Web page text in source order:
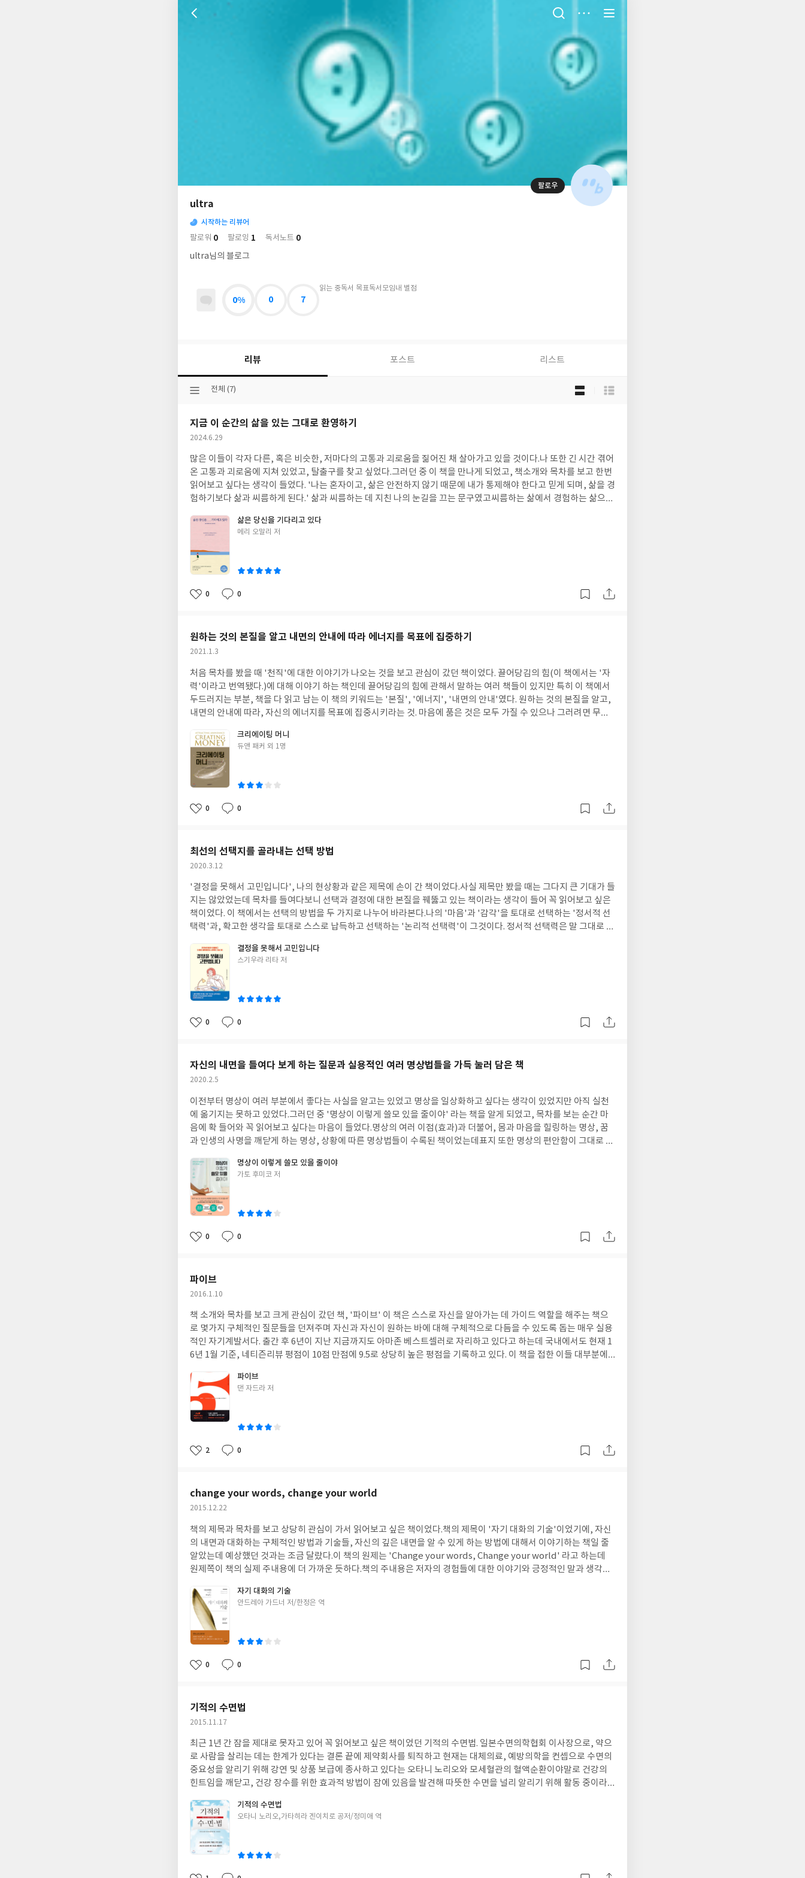
팔로우
ultra
님
의
사
락
시작하는 리뷰어
팔로워 0 팔로잉 1 독서노트 0
ultra님의 블로그
읽는 중독서 목표
0%
독서모임
0
내 별점
7
리뷰 포스트 리스트
선
분
류
전체 (7)
지금 이 순간의 삶을 있는 그대로 환영하기
작
일
2024.6.29
많은 이들이 각자 다른, 혹은 비슷한, 저마다의 고통과 괴로움을 짊어진 채 살아가고 있을 것이다.나 또한 긴 시간 겪어
온 고통과 괴로움에 지쳐 있었고, 탈출구를 찾고 싶었다.그러던 중 이 책을 만나게 되었고, 책소개와 목차를 보고 한번
읽어보고 싶다는 생각이 들었다. '나는 혼자이고, 삶은 안전하지 않기 때문에 내가 통제해야 한다고 믿게 되며, 삶을 경
험하기보다 삶과 씨름하게 된다.' 삶과 씨름하는 데 지친 나의 눈길을 끄는 문구였고씨름하는 삶에서 경험하는 삶으로
심을 품고 바라보라' 이것이 이 책의 핵심 메시지인 것 같았다. 저자는 갈등의 구름(갈등을 만들어내는 생각)에 가려
진, 우리 안에 본디 늘 존재하고 있는 초원(평안)으로, 삶으로, 진정한 자신으로 돌아가라고 말한다. 갈등의 구름을 만
드는 주요한 생각(스토리)들은 서로 꼬리를 물며 악순환의 고리를 만들고 있는데'나는 (세상과) 분리되어 있어 - 삶은
안전하지 않아 - 삶을 통제해야 해 - 나는 제대로 해야 해 - 나는 제대로 못하고 있어 - 나는 틀렸어 - 나는 사랑받을 가
치가 없어 - 나는 완전히 혼자야 - 나는 분리되었어'의 순환구조를 가지고 있다고 한다. 갈등을 일으키는 생각들과 하
나가 되지 않고한 걸음 떨어져 그러한 생각들을 알아차리고 바라보며그러한 생각과 감정에 매몰되는 것이 아니라몸
러가도록 두기를 말한다. 그리고 아래와 같은 몇 가지 실천 방법을 소개하고 있다. · 호기심으로 바라보기경험과 감정
에 매몰되거나 저항하지 않고 경험을 마주하기경험에 붙잡히고 사로잡히기보다 경험과 관계를 맞으며수용적인 태도
로 온전히 알아차리고 호기심을 갖고 바라보는 것 · 불편함을 허용하기불편함에 저항하지 않고 불편함을 마주하고 허
용하며지금 하고 있는 경험을 있는 그대로 경험하는 것 · 받아들임과 사랑으로 치유하기 저항하지 않고 경험과 감정을
받아들이기있는 그대로 여기에 머문다, 다 환영받고 있어, 네가 보여, 내가 여기 있어, 삶이 알아서 할 거고, 모든 게 다
괜찮아내 마음이 하는 말을 사랑으로 귀 기울여 들어주고 어루만져주기모든 것을 사랑으로 두 팔 벌려 안아주기 · 삶의
지성에 청하기모든 걸음걸음에 함께 하고 있는 삶의 지성(삶 혹은 신)에게 어려움을 내맡기고, 명료함을 청하며, 질문
을 살아가기 각 챕터의 마지막에는 '되짚어보기' 페이지가 있는데핵심을 요약해 책의 내용과 요점을 빠르게 다시 한번
훑어보기 좋게 되어있는 점이 좋았다. 또, 되짚어보기와 함께 각 장의 마지막에 있는 실습 페이지에는 마음을 고요히
하고 지금 이순간에 머물면서 자신을 마주하는 실습법을 소개하는데자신의 느낌을 알아차리고, 호흡과 함께, 있는 그
대로 여기(지금 이순간)에 머물기, 생각, 감각, 감정, 느낌이 일어나면 호기심으로 바라보고 그것에 매몰되지 않으면
서 온전히 함께 하고 품으며, 그것들이 지나가도록 하는 실습을 해보기를 권하고 있다. 저자가 소개하는 실습법을 따
라해보면 나의 내면과 삶에 어떤 변화가 있게 될 지 궁금하다.오늘부터 책에 나오는 실습법과 실천방법을 나에게 맞는
방식으로 조금씩 다듬으며 따라 해보도록 해야겠다. 갈등을 일으키는 생각들, 바꾸고 통제하려는 마음, 저항과 긴장을
(정확히는 매몰되지 않는 방법이라는 표현이 맞겠다)은그것에서 벗어나려 하지 않고 두 팔 벌려 환영하고 허용하며
받아들이는 것이라는 걸 알게 된 지 오래지만막상 상황이 닥치면 저항하고 통제하고자 하며 생각과 감정에 오랜 시간
깊게 매몰되곤 했다. 내 머릿속에서 갈등을 일으키는 생각(신념,믿음)들을 알아차리고 내 앞에 드러나는 모든 일들과
삶을 있는 그대로 환영하며,경험과 삶, 나의 내면을 탐험하듯, 혹은 영화를 보듯, 게임을 하듯 (이왕이면 재미있게, 흥
미롭게) 경험하고자 하는 마음으로 삶을 바라보고 경험할 수 있도록 해야겠다. "나는 지금 이 순간의 삶을 있는 그대로
환영한다." 초원(내 안의 평안과 기쁨)으로 돌아가기 위해 저자가 권하는 삶의 방식의 핵심구절이라고 생각한다.마음
이 활짝 열리게 하고, 편안함과 자유를 느끼게 하는 문장인 것 같다.매일 아침 잠에서 깨면 이 문장으로 하루를 시작해
보는 것도 좋을 것 같다. 삶에서 나타나는 경험들에 지쳐, 마음의 에너지가 바닥난 상태로 오랜 시간을 지나온 지금,삶
이라는 강물을, 배 위에 누운 채로, 노를 내팽겨치고삶의 지성이 이끄는 바람에 배를 맡긴 채애씀 없이 유유자적 흘러
가듯 살면 좋겠다는 생각도 든다. 이 글을 읽고 있는 분들도 모두우리 안에 본래 존재하는, 우리의 본래 상태인 초원에
머물면서푸른 하늘 위를 두둥실 흐르는 하얀 구름과 같이 살아가실 수 있기를 바라겠다.
삶은 당신을 기다리고 있다
글
메리 오말리 저
좋
0
댓
0
작
원하는 것의 본질을 알고 내면의 안내에 따라 에너지를 목표에 집중하기
작
일
2021.1.3
처음 목차를 봤을 때 '천직'에 대한 이야기가 나오는 것을 보고 관심이 갔던 책이었다. 끌어당김의 힘(이 책에서는 '자
력'이라고 번역됐다.)에 대해 이야기 하는 책인데 끌어당김의 힘에 관해서 말하는 여러 책들이 있지만 특히 이 책에서
두드러지는 부분, 책을 다 읽고 남는 이 책의 키워드는 '본질', '에너지', '내면의 안내'였다. 원하는 것의 본질을 알고,
내면의 안내에 따라, 자신의 에너지를 목표에 집중시키라는 것. 마음에 품은 것은 모두 가질 수 있으나 그러려면 무엇
질'이 무엇인지 명확하게 파악하고 그 본질을 끌어당기라고 한다. 특정한 대상을 끌어당기고자 할 때 '이를 통해 얻고
자 하는 본질은 무엇인가' 자문해보기를 권하며 원하는 것의 진정한 '본질'이 무엇인지 제대로 아는 것이 중요하다는
점을 짚고 있다. 그래야 내가 진정으로 원하는 것을 취할 수 있기 때문이다. 나의 경우, 내가 가장 하고싶은 일, 가장 원
하는 일을 알기 위해서 대상의 본질과 내가 원하는 것의 본질에 대해서 지금까지 긴 시간동안 파고들어 생각해왔기에
매우 공감하는 부분이었다. 무언가 어떤 대상이나 일에 '좋음'을 느낀다면, 그 대상의 '본질'은 무엇인지, 그리고 왜 그
것에 '좋음'을 느끼는지, 내가 좋음을 느끼는 대상이나 일의 어떤 점 때문에 내가 그것을 좋아하고 원하는지 들여다보
람들은 대부분 자애, 자존감, 자긍심을 추구할 본질로 삼는다'는 말 또한 정말 공감가는 부분이었다. 원하는 것의 본질
을 알라는 것 외에 또 한 가지 이 책에서 중요하게 다루는 이야기는 '내면의 안내'를 따르라는 점이다. '어떻게 해야 할
지'는 '감, 느낌(feeling)'으로 알 수 있고, 내면의 욕구와 육감을 따르고 가슴이 촉구하는 소리에 귀를 기울여 그를 따
른다면 원하는 바, 목표를 성취할 수 있을 것이라 말한다. 내면의 목소리는 나를 이상적인 선으로 안내하며, 어떤 욕구
에 마음이 가고 이를 따르는 것이 즐겁다면 이는 내면의 안내일 가능성이 크다고 한다. 그리고 자신이 생각하는 일에
대해서 그 일이 '과연 가슴이 시키는 일인가?' 자문해볼 것을 권한다. '내 가슴의 소리, 내 가슴이 향하는 방향을 따르
면 그곳에 최고의 선이 있다'는 자명한 진리에 대한 이야기다. 그럼 내면의 소리에 귀를 기울이기 위해서는 어떻게 해
태에서 벗어난 일을 할 때 찾아온다고 한다. 이루고자 하는 대상에 대한 생각, 기분, 영상, 혹은 백일몽으로 나타날 때
도 있으며, 명상하는 시간을 가질 때마다 내면의 안내는 더욱 발전할 것이라 한다. 내면의 안내를 알아차리는 능력을
계발하려면 가만히 앉아 긴장을 풀고 삶을 관조하는 시간을 자주 갖는 것이 좋고, 창조적인 활동이나, 운동, 그림 그리
기, 악기 연주, 음악 창작, 달리기, 수영을 하다가도 예기치 못했던 직관이나 통찰력을 얻을 수도 있다고 말한다. 또한
따지려 하지 말고, 단지 즐거운 충동을 따르다보면 아이디어는 가장 유익한 쪽으로 구현될 것이라 한다. 나를 느끼고
경험할 수 있는 다양한 여러 활동들과 고요히 나의 깊은 내면을 바라보는 시간을 갖는 것이 나의 내면을 섬세하게 살필
수 있는 방법인 것 같다. 내가 진정으로 바라는 것을 알기 위해서는 무엇보다 '나 자신'을 잘 알기 위한 노력이 필요하
한 물병자리 출판사에서 적어둔 '선언문 활용법'이 있는데 책의 본문 내용 못지 않게 끌어당김의 힘을 사용하는 데 있
어 중요한 내용과 팁을 적어주었다. 끌어당김의 힘과 원리에 대해서 경험과 내공이 있으신 분께서 적어주신 것 같다.
책의 내용과 별개로 추가적으로 중요한 내용들을 덧붙여 독자들에게 알려주고 나누는 마음에 고마움과 따스함이 느
껴졌고 그와 더불어 독자들에게 보내는 응원의 말에서도 진심이 느껴져 따뜻한 마음이 들었다. '크리에이팅 머니'는
내가 갖고있던 생각들, 깨닫게 된 것들과 거의 그대로 일치하는 것들이 몇 가지 담겨있는 책이었다. 내 생각과 깨달음
들이 적혀있는 것을 보며 이 책을 접하고 읽게 된 것 또한 내 머릿속에 있던 생각과 관념들로 인해 끌어당겨져 온 것임
을 알았다. 내가 알게 된 중요한 것들을 다시 한 번 되짚어주는 역할과 동시에 내 생각을 좀 더 명확히 정리할 수 있게 해
준 책이었던 것 같다. 원하는 것의 본질을 명확히 알아야 한다는 점과 더불어 내가 갖고있던 생각과 같아 인상적이었던
구절이 있다. '나의 에너지, 그리고 나라는 존재는 세상에 주는 선물이다. 에너지가 맑고 잘 흐를수록 타인에게 더 많은
것을 주게 될 것이다.' 나와 더불어 세상의 선물인 당신과 당신의 에너지가 더 맑고 더 풍요롭게 흘러 세상에 더 많은 것
들을 선물할 수 있기를 바란다.
크리에이팅 머니
글
듀앤 패커 외 1명
좋
0
댓
0
작
최선의 선택지를 골라내는 선택 방법
작
일
2020.3.12
'결정을 못해서 고민입니다', 나의 현상황과 같은 제목에 손이 간 책이었다.사실 제목만 봤을 때는 그다지 큰 기대가 들
지는 않았었는데 목차를 들여다보니 선택과 결정에 대한 본질을 꿰뚫고 있는 책이라는 생각이 들어 꼭 읽어보고 싶은
책이었다. 이 책에서는 선택의 방법을 두 가지로 나누어 바라본다.나의 '마음'과 '감각'을 토대로 선택하는 '정서적 선
택력'과, 확고한 생각을 토대로 스스로 납득하고 선택하는 '논리적 선택력'이 그것이다. 정서적 선택력은 말 그대로 정
를 선택하는 방법이다. 기본적으로 모든 선택은 내 마음과 감정이 향하는 방향으로 하는 게 맞다고 생각하지만내 마음
과 감정을 따르려 해도, 때로는 정말 이 방향이 맞는지 헷갈리거나 확신이 서지 않을 때가 있다. 여러 가지 선택지들에
는 각각 다른 다양한 장점들이 존재하는데, 각기 다른 장점들을 가지고 있는 선택지들 중 하나를 선택해야 할 때, 단순
히 '내가 가장 원하는 것, 내가 가장 좋아하는 것은 이것인 것 같아' 라고 선택하기에는, 내가 가장 원하는 것이 정말 이
것이 맞을까, 정말 이것을 선택하는 게 맞는 걸까 라는 의구심이 해소되지 않기 때문이다. 여러 가지 선택지들 중 어떤
것이 나에게 '최선의 선택지'인지를 정확히 알고 확신하기 위해서,나 자신을 이해시키고 납득시키기 위해서는 논리적
것'이 아니라, 언제나 '내가 봤을 때 가장 좋은 것'을 선택하는 것이라고. 매우 공감했던 구절이었다.'나의 행복의 본
질'을 선택하는 것이 중요하다. 그리고 책에서 말하는 바와 같이 제대로 선택하려면 사물의 본질과 장점을 파악하고
나에게 '최선'이 무엇인지 꿰뚫어 볼 수 있는 눈이 필요하다.이 책에서는 그 방법을 제대로 짚어 주고 있다.선택에 앞
서, 가장 중요한 것이자 가장 확실히 알아두어야 하는 것은 '나는 무엇을 원하는가'이다. 나는 무엇을 원하는가?왜 원
하는가?그것은 꼭 필요한가?그것이 있으면 어떤 좋은 점이 있는가?없으면 어떤 불편함이 있는가? 이러한 질문을 던
져보고 '나는 무엇을 원하는가?=목적'을 확실히 정해야 한다고 저자는 말한다. "목적만 이루어진다면 어느 것을 선택
하느냐는 그다지 중요하지 않습니다. 목적을 이루는 것이 모든 선택의 본질입니다.선택의 여정이 아무리 복잡하더라
책에서는 '정서적 선택력'을 높이는 방법과 '논리적 선택력'을 사용하는 방법을 알려주고 있는데정서적 선택력을 높
이는 방법으로는 '좋아한다'는 감각을 깨우기 위해 접하는 정보를 늘려 호기심 안테나의 감도를 높이고, 소리 내어 감
정을 표현하기를 습관화해보기를 권하고 있다. 저자는 점점 더 많은 정보와 접하면서 점차 '내가 어느 것을 좋아하는
지, 내가 어느 곳에 가고 싶은지, 내가 무엇을 원하는지' 알아차리게 되었고, '호불호'와 '욕심'이라는 감각이 솟아나
기 시작해 자신이 좋아하는 것을 알게 되자 더 나아가 '좋아하는 패턴'도 보이기 시작했다고 한다. 또, 이와 더불어, 좋
아하는 것 리스트 만들기, 경험칙 리스트 만들기와 같이 정서적 선택에 도움을 줄 만한 다른 방법들도 함께 소개하고
있다. 내가 좋아하는 것이 무엇인지 잘 알기 위해서는 많은 것들을 보고 듣고 접해보고, 많이 경험해보고, 많이 느껴보
아가는 데 도움이 될 수 있을 것 같다. 이후로 소개되는 논리적 선택력은 장단점을 판단하고 선택지를 비교, 검토해서
'내가 원하는 것=목적'을 이룰 수 있는 방법에 관해 스스로 납득하고 선택하는 방법인데 그 단계는 다음과 같다. 1단계
: 내가 원하는 것은 무엇인가? 선택의 '목적'을 확실히 정한다.2단계 : 선택하기 위한 '쓸 만한 정보'를 모은다.3단계 :
'좋은 선택지'를 만든다.4단계 : 만든 선택지를 평가한다.5단계 : 선택 후의 상황을 시뮬레이션하고 최종 선택한다. 선
택을 하기 위해서는 명확한 선택의 기준이 있어야 한다.선택의 기준이란, 목적 즉, 내가 원하는 것은 무엇인가, 나의 욕
망, 욕망을 바탕으로 최종적으로 얻고 싶은 바, 욕망을 충족시키는 목적을 말한다.이 목적을 확실히 정하는 것이 첫 번
째다. 그리고 이 논리적 선택력으로 최선의 선택지를 가려내는 방법으로, 조건에 못 미치는 선택지를 배제하고 뛰어난
부분을 가진 선택지를 중시하는 방법으로 선택지 좁히기, 각 선택지의 장단점 리스트 적기, 자신이 중요시하는 조건과
관심 높은 사항을 기준으로 영향도의 경중을 가리는 영향도 매트릭스 작성하기 등의 방법으로, 최선의 선택지를 골라
내는 좋은 방법들을 담고 있다. 이 책은 자신이 좋아하는 것이 무엇인지 알아나가는 방법에서부터 스스로 납득하고 선
택할 수 있는 논리적 선택의 방법, 그리고 모두 중요해서 어느 쪽을 선택해야 할지 알 수 없을 때 마지막에는 본능을 믿
고 선택하기, 선택 후 가져야 할 마음의 자세에 이르기까지 선택과 결정의 처음부터 끝까지 완벽에 가깝게 알려주는
결정에 대한 본질을 꿰뚫는 책이었고, 별 다섯 개가 아깝지 않은 만족스러운 책이었다. 나와 일치하는 생각이 많았고,
목적을 이루는 것이 선택의 본질이기 때문이다. 저자는 나의 목적지를 계속해서 안내해주며 내 인생을 이끄는 '나의
행복'이라는 북극성을 따라 가라고 말해준다. 나의 행복의 본질이 무엇인지를 정확히 알고, 명확한 선택의 기준을 가
택이라는 데에 스스로 확신을 가지고 선택할 수 있을 것이다. 선택에 관한 정말 유명한 문장이 있다. '인생은 선택의 연
속이다.' 지금까지의 선택의 결과가 현재 우리의 삶이고, 크고 작은 모든 선택이 우리의 인생을 만들어 간다.때문에 '제
대로' 선택하는 능력은 우리의 인생과 행복을 위해 매우 중요한 요소다. 그런 면에서 이 책은 일상의 작은 선택들에서
부터 인생의 가장 크고 중대한 선택들까지 인생에서의 모든 선택과 결정에 적용할 수 있는 제대로 된 선택 방법을 담고
있는 정말 만족스러운 책이었다.스스로의 선택에 확신을 가지고 선택 할 수 있길 바라는 이들과, 나만의 최선과 본질
을 선택함으로써 나답게 행복한 인생을 살고 싶은 이들 모두에게 이 책을 추천하고 싶다.
결정을 못해서 고민입니다
글
스기우라 리타 저
좋
0
댓
0
작
자신의 내면을 들여다 보게 하는 질문과 실용적인 여러 명상법들을 가득 눌러 담은 책
작
일
2020.2.5
이전부터 명상이 여러 부분에서 좋다는 사실을 알고는 있었고 명상을 일상화하고 싶다는 생각이 있었지만 아직 실천
에 옮기지는 못하고 있었다.그러던 중 '명상이 이렇게 쓸모 있을 줄이야' 라는 책을 알게 되었고, 목차를 보는 순간 마
음에 확 들어와 꼭 읽어보고 싶다는 마음이 들었다.명상의 여러 이점(효과)과 더불어, 몸과 마음을 힐링하는 명상, 꿈
과 인생의 사명을 깨닫게 하는 명상, 상황에 따른 명상법들이 수록된 책이었는데표지 또한 명상의 편안함이 그대로 전
다.인간의 모든 능력을 키우는 원천 기술이 명상이라는 것. 명상을 하면 몸과 마음의 건강은 물론, 직관력이 예리해지
고 영감이 샘솟으며, 꿈을 이루는 데 필요한 것들이 알아서 찾아들어 오게 된다고 하니 그 말이 과언은 아니리라 생각
한다.개인적으로도 잠깐 명상을 해봤을 때 신기하게도 좋은 일이 물밀듯 쏟아져 들어오는 경험을 해봤던 적이 있고,다
른 이들에게서도 비슷한 경험에 대한 이야기들을 많이 들어봤기에 충분히 이해가 가는 부분이었다. 미국에서는 명상
을 하는 인구가 늘어나서 공항에 명상룸이 구비되어 있을 정도라고 하는데 우리나라에도 꼭 공항뿐 아니라 공공장소
같은 곳에 명상룸이 생긴다면 좋겠다 싶은 생각이 든다. 개인적으로 이 책에서 가장 궁금했던 부분 중 하나는 꿈, 인생
는 일은 무엇인가?나의 어떤 점이 주변 사람들을 행복하게 하는가?사람들은 나의 어떤 점에 고마움을 느끼고 기운을
얻으며 가슴 설레는가? 나는 누구인가?내가 진정으로 원하는 것은 무엇인가?내 인생의 목적은 무엇인가? 이렇게 질
문한 다음 명상에 들어가는 것이다. 질문에 대한 답은 날마다 다를 수 있지만 언제나 그때그때의 상황에 절묘하게 들어
맞는 대답이 찾아온다고 한다. 이 외에도 꿈을 이루고 싶은 이유(의도)와 함께 꿈 리스트 작성하기, 꿈 콜라주 만들기,
신경논리수준 모델을 활용한 미래 상상 명상, 대자연에서 영감을 얻는 비전퀘스트 명상,상상 속 미래로 가서 꿈을 이
룬 자신의 모습을 떠올리는 미래 체험 명상이 있는데, 자신의 삶의 목적과 사명을 깨닫는 데 도움이 될 수 있는 질문들
과 명상법들이 담겨 있다. 아메리칸 인디언은 오랜 옛날부터 비전퀘스트라는 전통의식을 치렀다고 한다.숲이나 황야,
미래상)을 얻을 때까지 명상하는 의식이라고 하는데 아메리칸 인디언들이 영감을 얻기 위해 대자연 속에 머물며 명상
을 해왔다는 사실을 보고 그럴만 하다는 생각이 들었다. 비슷한 경험이 있었기 때문이다. 나도 무언가에 대한 답을 얻
고자 끝없이 생각 중이었을 때, 나의 의식과 생각, 감정이 내면 깊은 곳까지 내려가게 해 주는 아름다운 자연을 바라보
고 있다보면 답에 근접한 어떤 느낌이 깨달음처럼 나타날 때가 있었기에 어떤 것에 대한(특히 나의 내면 깊은 곳에서
구해야 하는 것에 대한) 답을 구할 때 도움이 될 수 있을 만한 방법일 수 있겠다는 생각이 든다. 앞으로도 기회가 될 때
마다 대자연으로부터 영감을 얻는 비전퀘스트 명상을 해보려 한다.또, 몸과 관련해서는 통증을 가라앉혀 주는 명상과
증상이 보내는 메시지를 받아들이는 명상, 몸의 각 부위에 감사하는 명상법이 수록되어 있는데이 중 통증을 가라앉혀
대로 해볼 예정이다. 스트레스와 잡념을 없애주는 명상 부분에서는많이 알려져있는 호오포노포노와 세도나메서드를
비롯해 자연의 일부가 되는 명상과 대지로부터 에너지를 충전하는 그라운딩 명상이 수록되어 있다. 개인적으로는 자
연의 일부가 되는 명상이 마음에 들었는데 책 앞쪽의 소함 명상(모든 것이 나 명상)과 유사한 느낌이다.자연을 느낄 때
의 편안함과 자유로움의 느낌으로 마음을 투명하게 정화해줄 것 같은 명상이다.이 명상 역시 그때그때 필요한 답이 영
감을 통해 찾아오는 경험을 할 수 있는 명상법이라고 한다. '명상이 이렇게 쓸모 있을 줄이야'는 몸과 마음의 건강을 위
한 명상법들과 더불어 꿈과 인생의 목적, 사명을 깨닫고 그것을 이루는 명상, 그리고 상황에 따른 명상들까지마치 저
자가 내가 아는 모든 명상(질문)들을 총망라해서 담아봤어 라는 느낌이 나는 책이었다.자신의 내면을 들여다볼 수 있
게 하는 질문들과 일상 속에서 실천할 수 있는 실용적인 명상법들을 가득 눌러 담은 책이라고 할 수 있을 것 같다.책에
나온 명상 중 아직 해보지 못한 것들이 많지만 자신의 깊은 내면을 들여다보는 데, 그리고 몸과 마음을 편안하고 건강
하게 하는 데 도움이 될 것 같은 명상과 질문들이 여럿 담겨 있어 좋았다.또 상황에 따라 일상 속에서 실천해볼 수 있는
명상들이 많이 수록되어 있어 그때그때 필요한 명상을 찾아 해볼 수 있을 것 같다.이 책에 나온 명상 질문들과 명상법
들을 참고하여 앞으로 명상을 일상화해보려 한다."오로지 나에게만 집중하는 시간"을 통해 앞으로 어떤 변화와 깨달
명상이 이렇게 쓸모 있을 줄이야
글
가토 후미코 저
좋
0
댓
0
작
파이브
작
일
2016.1.10
책 소개와 목차를 보고 크게 관심이 갔던 책, '파이브' 이 책은 스스로 자신을 알아가는 데 가이드 역할을 해주는 책으
로 몇가지 구체적인 질문들을 던져주며 자신과 자신이 원하는 바에 대해 구체적으로 다듬을 수 있도록 돕는 매우 실용
적인 자기계발서다. 출간 후 6년이 지난 지금까지도 아마존 베스트셀러로 자리하고 있다고 하는데 국내에서도 현재 1
6년 1월 기준, 네티즌리뷰 평점이 10점 만점에 9.5로 상당히 높은 평점을 기록하고 있다. 이 책을 접한 이들 대부분에
색이 선명하게 대비를 이뤄 강렬한 인상을 준다. 앞으로의 5년을 꿈꾸고 계획하는 기분좋은 의욕이나 열정 또는 설렘
과 잘 어울리는 멋진 표지가 마음에 들었다. 표지 뿐 아니라 내부 디자인과 색 배치 및 편집 또한 상당히 감각적이었다.
책이 담고 있는 내용과 가치를 더욱 효과적으로 살리며 톡톡히 역할을 하고 있다. 다만 편집에서 조금 아쉬웠던 부분은
문장의 줄 바꿈이었는데 가끔 일부 문장에서 의미연결상 흐름을 끊는 부자연스러운 줄 바꿈이 되어 있는 곳이 몇몇 군
데 있어 가독성이 약간 떨어지는 부분이 있었던 점이 조금 아쉬웠다. 그 중 한 가지 예로, '어쩌면 지금 당신이 하는 행
동은 먼 훗날, 당신의 손자 손녀가 둘러앉아 이야기하게 될, 삶의 변곡점이 될 수도 있다.' 와 같은 경우, '어쩌면 지금
대해 이야기하자면 삶의 최고의 가치 찾기, 내 삶의 사명 선언서, 자신만의 성공에 대한 정의 내리기, 5년동안 이루고
싶은 목표 적어보기, 삶의 균형잡기 등으로 구성되어 있는데 책에서 묻는 몇 가지 질문들에 답해보고 적어보며 자신과
자신이 원하는 바에 대해서 더욱 구체적으로 알 수 있도록 돕는 형태로 되어 있다. 특별한 차별성없는 이야기들을 장황
하게만 늘려놓은 일부 지루한 자기계발서적들과 달리 자신과 자신이 나아가고자 하는 길을 선명히 밝힐 수 있도록 써
치라이트가 되어주는 진정한 '자기계발서'라 할 수 있을 것 같다. 개인적으로 삶의 가치나 사명선언서 등의 부분들은
이전에 작성해봤던 것들이라 전체적인 큰 틀에서는 크게 새로운 것들은 아니었으나, 그럼에도 파이브에는 생각해보
거나 답해보지 않았던 질문들도 들어있어 나 자신과 원하는 바에 대해서 조금 새로운 각도에서도 짚어볼 수 있었고,
자신이 가장 원하는 것이 무엇인지를 알아야 한다. 하지만 자신이 진정 가장 원하는 것이 무엇인지 찾아내는 것, 그리
고 찾아낸 그것이 정말 자신이 가장 원하는 것이 맞는지에 대한 확신을 얻는 것은 쉽지는 않은 일인 것 같다. 때문에 끊
임없이 자신에게 여러 방향과 각도에서 질문을 던져보고, 생각해보고, 더불어 많은 경험들을 해보는 것이 필요한데 파
이브는 자신을 아는 데 도움이 되는 질문들을 던져주며 더불어 내면의 의욕을 고취시키는 역할을 할 수 있는 좋은 책인
것 같다. 한 달 전쯤 파이브를 알게 된 이후 아마존에서 파이브의 저자인 댄 자드라의 저서 시리즈 10,1,7의 소개도 훑
어봤었는데 역시 괜찮은 내용들을 담고 있는 듯 싶어 크게 관심이 간다. 10,1,7 시리즈도 멀지 않은 시일내로 번역되어
국내판으로 만나 볼 수 있기를 바란다. "이 일을 할 수 있을까?"라고 묻지 마라. 지금부터는 "이 일을 어떻게 할 수 있
파이브
글
댄 자드라 저
좋
2
댓
0
작
change your words, change your world
작
일
2015.12.22
책의 제목과 목차를 보고 상당히 관심이 가서 읽어보고 싶은 책이었다.책의 제목이 '자기 대화의 기술'이었기에, 자신
의 내면과 대화하는 구체적인 방법과 기술들, 자신의 깊은 내면을 알 수 있게 하는 방법에 대해서 이야기하는 책일 줄
알았는데 예상했던 것과는 조금 달랐다.이 책의 원제는 'Change your words, Change your world' 라고 하는데
원제쪽이 책의 실제 주내용에 더 가까운 듯하다.책의 주내용은 저자의 경험들에 대한 이야기와 긍정적인 말과 생각의
적이었던 구절 중에는 이런 것이 있었다.뇌의 언어중추가 평화로운 기분으로부터 자극을 받으면 뇌는 평온한 생각에
의해 생성된 새로운 신경회로를 강화하는 방식으로 선순환 사이클을 지속한다는 것, 또한 말은 뇌와 몸 전체에 걸쳐
유전자 발현을 변화시킬 수도 있는데 전구처럼 유전자를 켜거나 끄는 방식으로 우리 몸의 생물학적인 성장 방식을 바
꾸기도 한다고 하니 어마어마한 영향을 끼친다 할 수 있을 것 같다. 또 우리 뇌는 부정적인 대화에는 더욱 민감하게 반
응하는데 부정적인 단어를 보면 스트레스를 유발하는 호르몬과 신경전달물질을 분비해 우리의 몸과 정서적 기능에
개입하며, 부정적 감정과 생각에 집중할수록 정서를 조절하는 대뇌의 변연계 구조가 손상을 입을 가능성이 커지고, 나
는 대목이었다. 또, 이를 바탕으로 책에서는 자신에게 긍정적 의미를 가진 단어들의 목록을 만들고 매일 아침, 잠자리
들기 전에 그것들을 바라보며 명상을 하는 것을 권하기도 하는데, 좋은 변화를 가져올 수 있을 것 같은 좋은 방법이라
생각한다. 개인적으로는 전부터 해보려는 생각을 갖고 있었지만 실천에 옮기지 못하고 있던 것이었는데 이번에는 꼭
실행에 옮겨보려 한다. 저자는 말한다. 살면서 벌어지는 모든 문제는 지금까지 해 온 것과는 다른 방식을 취해야 한다
는 신호이며, 자기 내면의 소리에 귀기울이고 내면의 부정성을 긍정으로 바꾸면 우리의 몸과 현실도 달라진다고 책에
쓰여있던 가장 마음에 들었던 구절로 글을 마친다. "밖을 바라보는 사람은 꿈을 꾸고, 안을 바라보는 사람은 깨어난
다." -칼 융
자기 대화의 기술
글
안드레아 가드너 저/한정은 역
좋
0
댓
0
작
기적의 수면법
작
일
2015.11.17
최근 1년 간 잠을 제대로 못자고 있어 꼭 읽어보고 싶은 책이었던 기적의 수면법. 일본수면의학협회 이사장으로, 약으
로 사람을 살리는 데는 한계가 있다는 결론 끝에 제약회사를 퇴직하고 현재는 대체의료, 예방의학을 컨셉으로 수면의
중요성을 알리기 위해 강연 및 상품 보급에 종사하고 있다는 오타니 노리오와 모세혈관의 혈액순환이야말로 건강의
힌트임을 깨닫고, 건강 장수를 위한 효과적 방법이 잠에 있음을 발견해 따뜻한 수면을 널리 알리기 위해 활동 중이라
구성되어 있는데 파트1,2,3에서는 수면과 혈액순환의 중요성, 그 과학적인 이유와 원리에 대해 설명하고 있고,파트4
에서 15개 항목의 수면법이, 파트5에서는 전문가와 저명인사의 증언이 서술되어있다. 그리고 한 파트가 끝나는 장마
다 따뜻한 수면 체험담도 들어있다. 기적의 수면법에서는 잠자는 습관과 따뜻한 수면의 중요성을 말하고 있는데그를
실천한 사람들의 건강이 호전된 사례들이 나타나 일본의 각계 유명인들도 따뜻한 수면을 실천하고 있다고 한다. 현대
의료의 약물과 같은 대증요법으로는 병의 근본적인 원인을 치료할 수는 없으며근본요법에 집중해야 함을, 단순히 '수
명'을 늘리는 것이 아닌 '건강 수명'을 늘려야 함을 말하고 있다. 이 책에서 건강을 위해 강조하는 것은 '질 좋은 수
기적의 수면법
글
오타니 노리오,가타히라 겐이치로 공저/정미애 역